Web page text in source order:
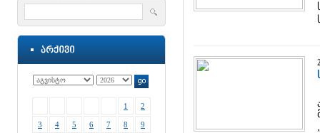
1 2
3 4 5 6 7 8 9